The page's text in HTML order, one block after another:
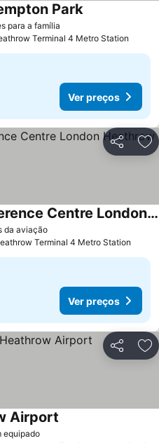
para a família
ParkVer preços
Terminal 4 Metro Station
Ver preços
Partilhar
da aviaçãoVer preços
Radisson Hotel & Conference Centre London Heathrow
Terminal 4 Metro Station
Ver preços
Partilhar
equipadoVer preços
Airport